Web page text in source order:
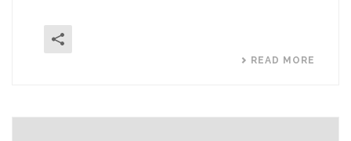
READ MORE